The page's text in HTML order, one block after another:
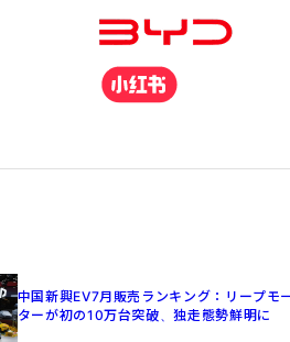
中国新興EV7月販売ランキング：リープモ
ターが初の10万台突破、独走態勢鮮明に